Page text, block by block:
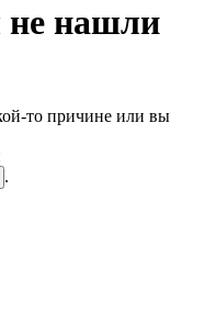
нашли
то причине или вы
.